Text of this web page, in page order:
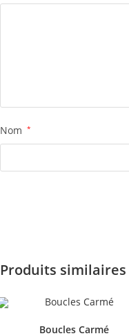
Nom *
Produits similaires
Boucles Carmé